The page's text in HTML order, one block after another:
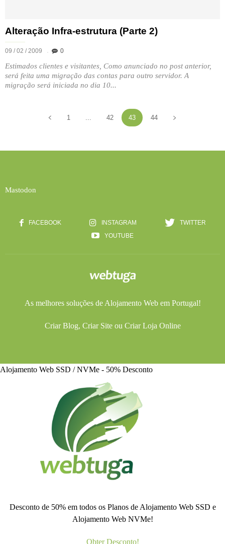
Alteração Infra-estrutura (Parte 2)
09 / 02 / 2009 0
Estimados clientes e visitantes, Como anunciado no post anterior,
será feita uma migração das contas para outro servidor. A
migração será iniciada no dia 10...
1 ... 42 43 44
Mastodon
FACEBOOK INSTAGRAM
TWITTER
YOUTUBE
As melhores soluções de Alojamento Webem Portugal!
Criar Blog, Criar Siteou Criar Loja Online
Alojamento Web SSD / NVMe - 50% Desconto
Desconto de 50% em todos os Planos de Alojamento Web SSD e
Alojamento Web NVMe!
Obter Desconto!